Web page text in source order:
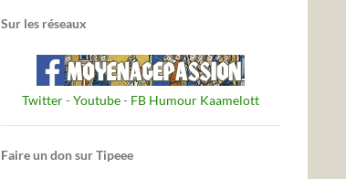
Sur les réseaux
Twitter- Youtube- FB Humour Kaamelott
Faire un don sur Tipeee